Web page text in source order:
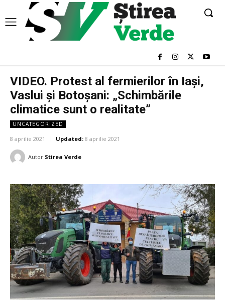
VIDEO. Protest al fermierilor în Iași,
Vaslui și Botoșani: „Schimbările
climatice sunt o realitate”
UNCATEGORIZED
8 aprilie 2021 Updated: 8 aprilie 2021
Autor Stirea Verde